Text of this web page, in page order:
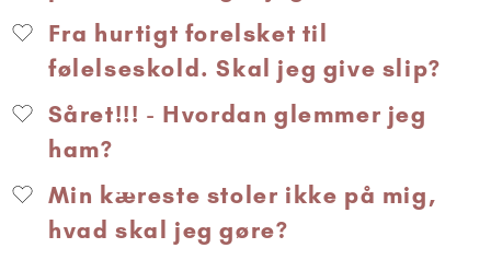
Fra hurtigt forelsket til
følelseskold. Skal jeg give slip?
Såret!!! - Hvordan glemmer jeg
ham?
Min kæreste stoler ikke på mig,
hvad skal jeg gøre?